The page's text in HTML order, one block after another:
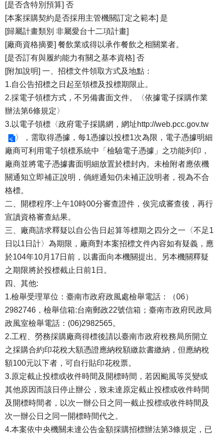
[是否含特別預算] 否
[本案採購契約是否採用主管機關訂定之範本] 是
[歸屬計畫類別 非屬愛台十二項計畫]
[廠商資格摘要] 餐飲業或得以承作餐飲之相關業者。
[是否訂有與履約能力有關之基本資格] 否
[附加說明] 一、招標文件領取方式及地點：
1.自公告招標之日起至領標及投標期限止。
2.採電子領標方式，不另備書面文件。〈依據電子採購作業
辦法第6條規定〉
3.以電子領標〈政府電子採購網，網址http://web.pcc.gov.tw
〉，需取得憑據，每1憑據以投標1次為限，電子憑據明細
廠商可利用電子領標系統中「檢驗電子憑據」之功能列印，
廠商並將電子憑據書面明細放置於標封內。未檢附者應依機
關通知立即補正說明，倘經通知仍未補正說明者，視為不合
格標。
二、開標程序:上午10時00分審查證件，俟完成審查後，再行
宣讀資格審查結果。
三、廠商請求釋疑以自公告日起算等標期之四分之一〈不足1
日以1日計〉為期限，廠商對本案招標文件內容如有疑義，應
於104年10月17日前，以書面向本機關提出。另本機關釋疑
之期限將於投標截止日前1日。
四、其他:
1.檢舉受理單位：臺南市政府政風處檢舉電話：（06）
2982746，檢舉信箱:台南郵政22號信箱；臺南市政府民政局
政風室檢舉電話：(06)2982565。
2.工程、勞務採購廠商得標後請以臺南市政府稅務局所開立
之採購合約印花稅大額憑證應納稅額繳款書繳納，但應納稅
額100元以下者，可自行貼印花稅票。
3.原定截止投標或收件時間及開標時間，若因颱風等災變或
其他原因而該日停止辦公，致未達原定截止投標或收件時間
及開標時間者，以次一辦公日之同一截止投標或收件時間及
次一辦公日之同一開標時間代之。
4.本案依中央機關未達公告金額採購招標辦法第3條規定，已